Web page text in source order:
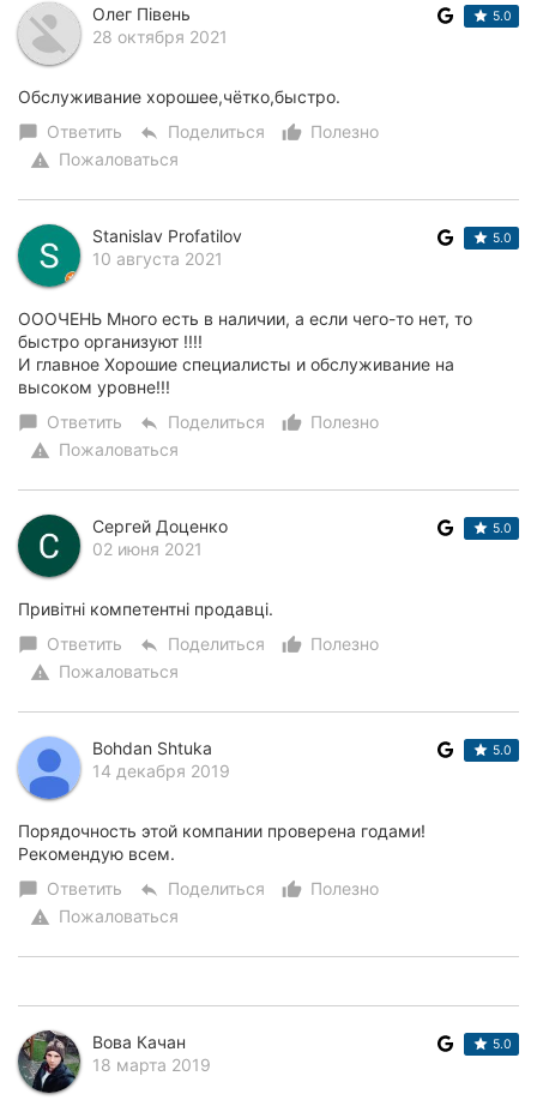
КарпатыОлег Півень
28 октября 2021
5.0
Обслуживание хорошее,чётко,быстро.
chat_bubble Ответить reply Поделиться thumb_up_alt
Полезно
warning Пожаловаться
Stanislav Profatilov
10 августа 2021
5.0
ОООЧЕНЬ Много есть в наличии, а если чего-то нет, то
быстро организуют !!!!
И главное Хорошие специалисты и обслуживание на
высоком уровне!!!
chat_bubble Ответить reply Поделиться thumb_up_alt
Полезно
warning Пожаловаться
Сергей Доценко
02 июня 2021
5.0
Привітні компетентні продавці.
chat_bubble Ответить reply Поделиться thumb_up_alt
Полезно
warning Пожаловаться
Bohdan Shtuka
14 декабря 2019
5.0
Порядочность этой компании проверена годами!
Рекомендую всем.
chat_bubble Ответить reply Поделиться thumb_up_alt
Полезно
warning Пожаловаться
Вова Качан
18 марта 2019
5.0